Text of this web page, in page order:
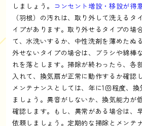
しましょう。 コンセント増設・移設が得
（羽根）の汚れは、取り外して洗えるタ
イプがあります。取り外せるタイプの場
て、水洗いするか、中性洗剤を薄めたぬ
外せないタイプの場合は、ブラシや綿棒
れを落とします。掃除が終わったら、各
入れて、換気扇が正常に動作するか確認
メンテナンスとしては、年に1回程度、
ましょう。異音がしないか、換気能力が
確認します。もし、異常がある場合は、
依頼しましょう。定期的な掃除とメンテ